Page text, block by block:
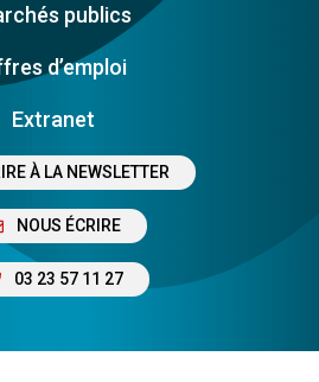
publics
d’emploi
Extranet
À LA NEWSLETTER
NOUS ÉCRIRE
03 23 57 11 27